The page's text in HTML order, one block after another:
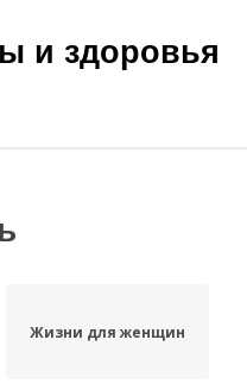
и здоровья
Жизни для женщин